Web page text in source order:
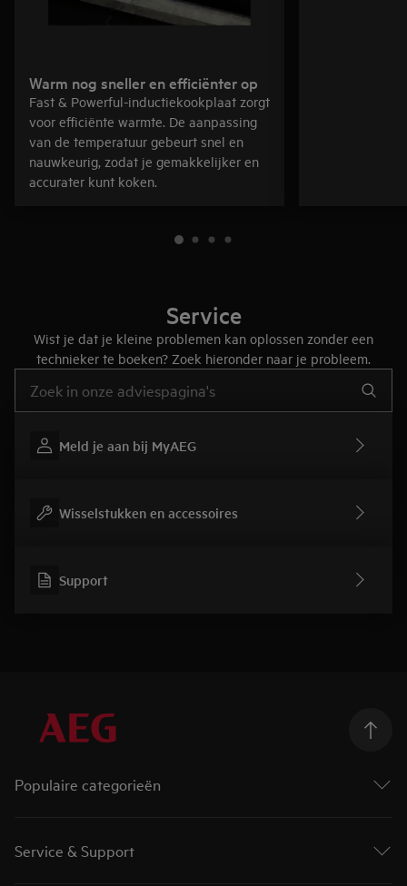
Warm nog sneller en efficiënter op
Fast & Powerful-inductiekookplaat zorgt
voor efficiënte warmte. De aanpassing
van de temperatuur gebeurt snel en
nauwkeurig, zodat je gemakkelijker en
accurater kunt koken.
Service
Wist je dat je kleine problemen kan oplossen zonder een
technieker te boeken? Zoek hieronder naar je probleem.
Meld je aan bij MyAEG
Wisselstukken en accessoires
Support
Populaire categorieën
Droogkasten
Was-droogcombinaties
Service & Support